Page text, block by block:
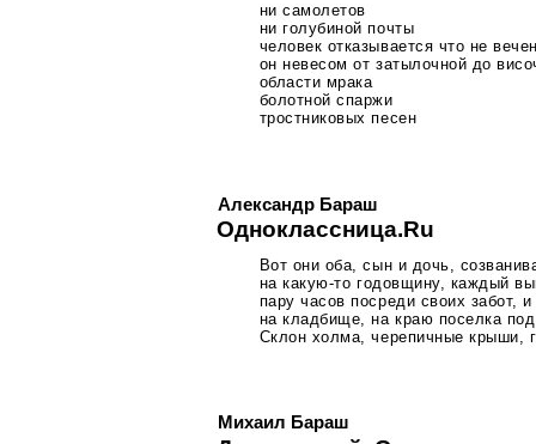
ни самолетов
ни голубиной почты
человек отказывается что не
он невесом от затылочной до
области мрака
болотной спаржи
тростниковых песен
Александр Бараш
Одноклассница.Ru
Вот они оба, сын и дочь,
накакую-то годовщину, каждый
пару часов посреди своих забот,
на кладбище, на краю поселка
Склон холма, черепичные крыши,
Михаил Бараш